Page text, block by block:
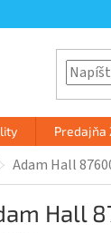
Predajňa
Adam Hall
Hall